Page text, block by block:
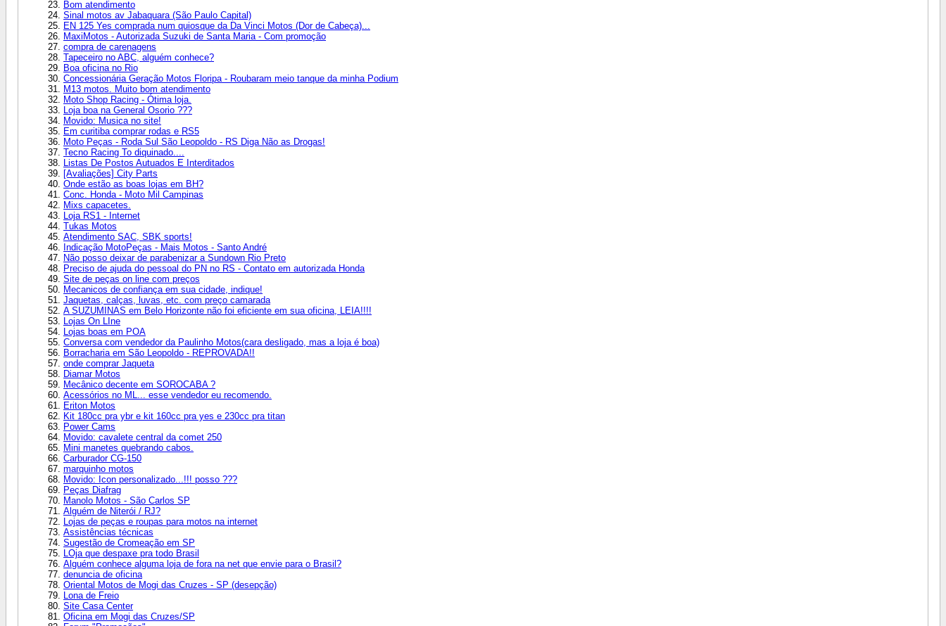
Bom atendimento
Sinal motos av Jabaquara (São Paulo Capital)
EN 125 Yes comprada num quiosque da Da Vinci Motos (Dor de Cabeça)...
MaxiMotos - Autorizada Suzuki de Santa Maria - Com promoção
compra de carenagens
Tapeceiro no ABC, alguém conhece?
Boa oficina no Rio
Concessionária Geração Motos Floripa - Roubaram meio tanque da minha Podium
M13 motos. Muito bom atendimento
Moto Shop Racing - Ótima loja.
Loja boa na General Osorio ???
Movido: Musica no site!
Em curitiba comprar rodas e RS5
Moto Peças - Roda Sul São Leopoldo - RS Diga Não as Drogas!
Tecno Racing To diquinado....
Listas De Postos Autuados E Interditados
[Avaliações] City Parts
Onde estão as boas lojas em BH?
Conc. Honda - Moto Mil Campinas
Mixs capacetes.
Loja RS1 - Internet
Tukas Motos
Atendimento SAC, SBK sports!
Indicação MotoPeças - Mais Motos - Santo André
Não posso deixar de parabenizar a Sundown Rio Preto
Preciso de ajuda do pessoal do PN no RS - Contato em autorizada Honda
Site de peças on line com preços
Mecanicos de confiança em sua cidade, indique!
Jaquetas, calças, luvas, etc. com preço camarada
A SUZUMINAS em Belo Horizonte não foi eficiente em sua oficina, LEIA!!!!
Lojas On LIne
Lojas boas em POA
Conversa com vendedor da Paulinho Motos(cara desligado, mas a loja é boa)
Borracharia em São Leopoldo - REPROVADA!!
onde comprar Jaqueta
Diamar Motos
Mecânico decente em SOROCABA ?
Acessórios no ML... esse vendedor eu recomendo.
Eriton Motos
Kit 180cc pra ybr e kit 160cc pra yes e 230cc pra titan
Power Cams
Movido: cavalete central da comet 250
Mini manetes quebrando cabos.
Carburador CG-150
marquinho motos
Movido: Icon personalizado...!!! posso ???
Peças Diafrag
Manolo Motos - São Carlos SP
Alguém de Niterói / RJ?
Lojas de peças e roupas para motos na internet
Assistências técnicas
Sugestão de Cromeação em SP
LOja que despaxe pra todo Brasil
Alguém conhece alguma loja de fora na net que envie para o Brasil?
denuncia de oficina
Oriental Motos de Mogi das Cruzes - SP (desepção)
Lona de Freio
Site Casa Center
Oficina em Mogi das Cruzes/SP